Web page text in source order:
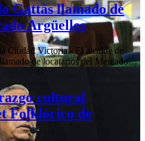
Gattás llamado de
Argüelles
Ciudad Victoria.- El alcalde de
de locatarios del Mercado…
cultural
Folklórico de